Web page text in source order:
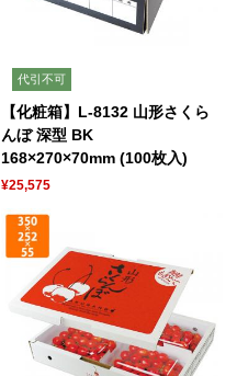
代引不可
【化粧箱】L-8132 山形さくら
んぼ 深型 BK
168×270×70mm (100枚入)
¥25,575